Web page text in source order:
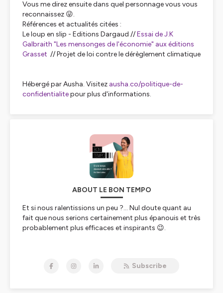
Vous me direz ensuite dans quel personnage vous vous
reconnaissez 😜.
Références et actualités citées :
Le loup en slip - Editions Dargaud //Essai de J.K
Galbraith "Les mensonges de l'économie" aux éditions
Grasset // Projet de loi contre le dérèglement climatique
Hébergé par Ausha. Visitez ausha.co/politique-de-
confidentialitepour plus d'informations.
ABOUT LE BON TEMPO
Et si nous ralentissions un peu ?... Nul doute quant au
fait que nous serions certainement plus épanouis et très
probablement plus efficaces et inspirants 😉.
personnes engagées et épanouies, qui me parlent de
Subscribe